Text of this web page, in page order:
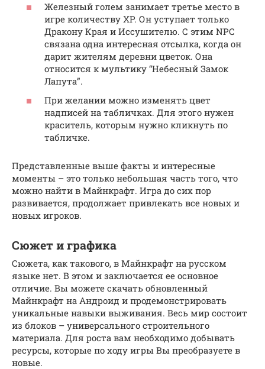
Железный голем занимает третье место в
игре количеству XP. Он уступает только
Дракону Края и Иссушителю. С этим NPC
связана одна интересная отсылка, когда он
дарит жителям деревни цветок. Она
относится к мультику “Небесный Замок
Лапута”.
При желании можно изменять цвет
надписей на табличках. Для этого нужен
краситель, которым нужно кликнуть по
табличке.
Представленные выше факты и интересные
моменты – это только небольшая часть того, что
можно найти в Майнкрафт. Игра до сих пор
развивается, продолжает привлекать все новых и
новых игроков.
Сюжет и графика
Сюжета, как такового, в Майнкрафт на русском
языке нет. В этом и заключается ее основное
отличие. Вы можете скачать обновленный
Майнкрафт на Андроид и продемонстрировать
уникальные навыки выживания. Весь мир состоит
из блоков – универсального строительного
материала. Для роста вам необходимо добывать
ресурсы, которые по ходу игры Вы преобразуете в
новые.